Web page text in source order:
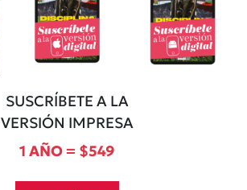
SUSCRÍBETE A LA
VERSIÓN IMPRESA
1 AÑO = $549